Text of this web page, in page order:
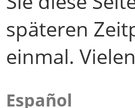
späteren
einmal.
Español